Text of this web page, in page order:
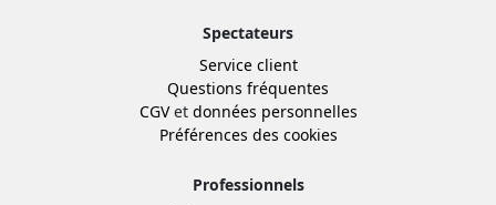
Spectateurs
Service client
Questions fréquentes
CGVet données personnelles
Préférences des cookies
Professionnels